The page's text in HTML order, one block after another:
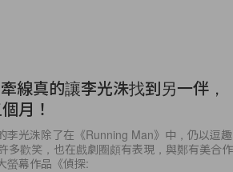
線真的讓李光洙找到另一伴，
月！
李光洙除了在《Running Man》中，仍以逗趣
多歡笑，也在戲劇圈頗有表現，與鄭有美合作
螢幕作品《偵探: